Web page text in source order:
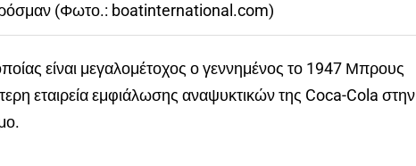
(Φωτο.: boatinternational.com)
είναι μεγαλομέτοχος ο γεννημένος το 1947 Μπρους
εταιρεία εμφιάλωσης αναψυκτικών της Coca-Cola στην